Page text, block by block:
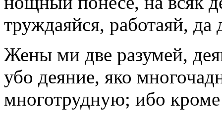
труждаяйся, работаяй, да
Жены ми две разумей,
убо деяние, яко
многотрудную; ибо